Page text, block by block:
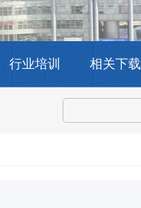
行业培训 相关下载